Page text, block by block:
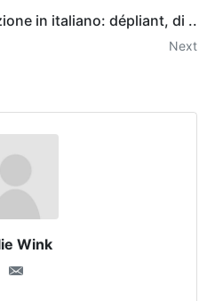
in italiano: dépliant, di ..
Next
Wink